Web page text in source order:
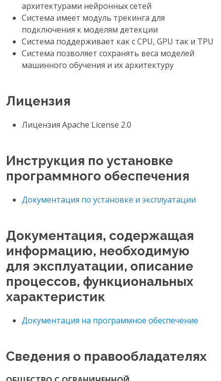
архитектурами нейронных сетей
Система имеет модуль трекинга для
подключения к моделям детекции
Система поддерживает как с CPU, GPU так и TPU
Система позволяет сохранять веса моделей
машинного обучения и их архитектуру
Лицензия
Лицензия Apache License 2.0
Инструкция по установке
программного обеспечения
Документация по установке и эксплуатации
Документация, содержащая
информацию, необходимую
для эксплуатации, описание
процессов, функциональных
характеристик
Документация на программное обеспечение
Сведения о правообладателях